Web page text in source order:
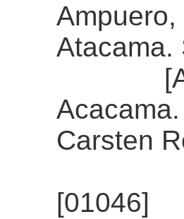
Atacama.
Carsten
[01046]